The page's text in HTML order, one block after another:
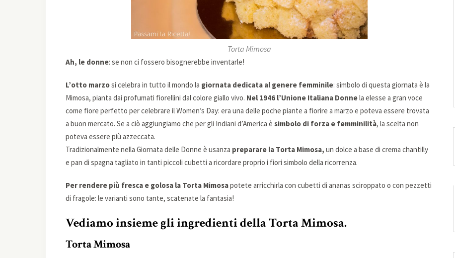
Torta Mimosa
Ah, le donne: se non ci fossero bisognerebbe inventarle!
L’otto marzosi celebra in tutto il mondo la giornata dedicata al genere femminile: simbolo di questa giornata è la
Mimosa, pianta dai profumati fiorellini dal colore giallo vivo. Nel 1946 l’Unione Italiana Donnela elesse a gran voce
come fiore perfetto per celebrare il Women’s Day: era una delle poche piante a fiorire a marzo e poteva essere trovata
a buon mercato. Se a ciò aggiungiamo che per gli Indiani d’America è simbolo di forza e femminilità, la scelta non
poteva essere più azzeccata.
Tradizionalmente nella Giornata delle Donne è usanza preparare la Torta Mimosa, un dolce a base di crema chantilly
e pan di spagna tagliato in tanti piccoli cubetti a ricordare proprio i fiori simbolo della ricorrenza.
Per rendere più fresca e golosa la Torta Mimosapotete arricchirla con cubetti di ananas sciroppato o con pezzetti
di fragole: le varianti sono tante, scatenate la fantasia!
Vediamo insieme gli ingredienti della Torta Mimosa.
Torta Mimosa